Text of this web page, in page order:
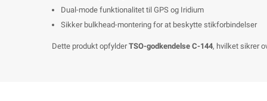
Dual-mode funktionalitet til GPS og Iridium
Sikker bulkhead-montering for at beskytte stikforbindelser
Dette produkt opfylderTSO-godkendelse C-144, hvilket sikrer